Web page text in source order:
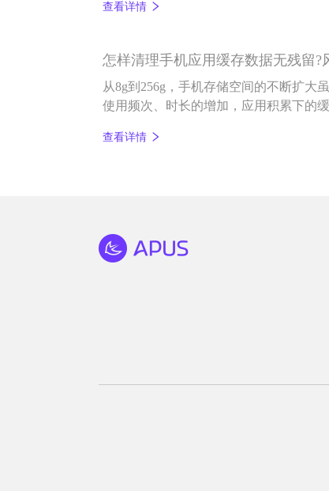
具体聊聊。
查看详情
怎样清理手机应用缓存数据无残留?
从8g到256g，手机存储空间的不断扩大
使用频次、时长的增加，应用积累下的
查看详情